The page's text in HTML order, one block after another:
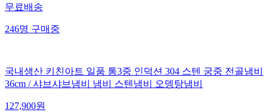
무료배송
246명구매중
국내생산 키친아트 일품 통3중 인덕션 304 스텐 궁중 전골냄비
36cm / 샤브샤브냄비 냄비 스텐냄비 오뎅탕냄비
127,900원